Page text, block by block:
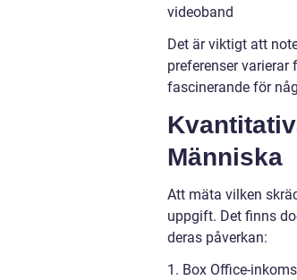
videoband
Det är viktigt att
preferenser varierar
fascinerande för
Människa
Att mäta vilken
uppgift. Det finns
deras påverkan:
1. Box Office-